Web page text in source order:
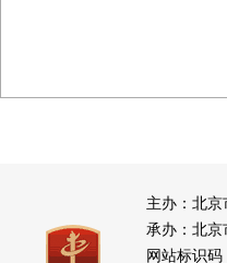
主办：北京
承办：北
网站标识码